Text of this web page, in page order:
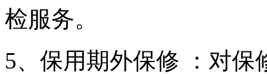
检服务。
5、保用期外保修 ：对保